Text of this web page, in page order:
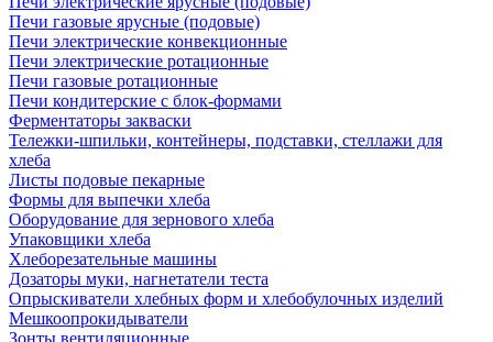
Печи газовые ярусные (подовые)
Печи электрические конвекционные
Печи электрические ротационные
Печи газовые ротационные
Печи кондитерские с блок-формами
Ферментаторы закваски
Тележки-шпильки, контейнеры, подставки, стеллажи для
хлеба
Листы подовые пекарные
Формы для выпечки хлеба
Оборудование для зернового хлеба
Упаковщики хлеба
Хлеборезательные машины
Дозаторы муки, нагнетатели теста
Опрыскиватели хлебных форм и хлебобулочных изделий
Мешкоопрокидыватели
Зонты вентиляционные